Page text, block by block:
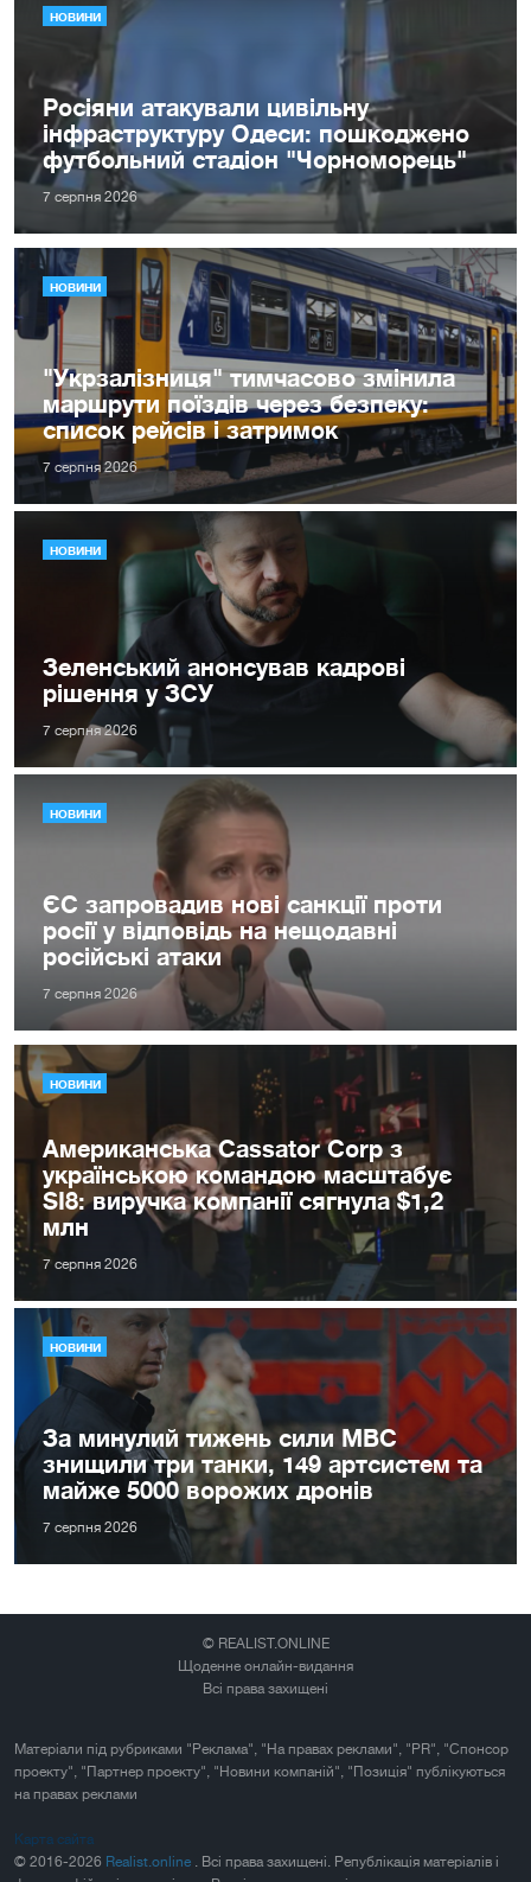
НОВИНИ
Росіяни атакували цивільну
інфраструктуру Одеси: пошкоджено
футбольний стадіон "Чорноморець"
7 серпня 2026
НОВИНИ
"Укрзалізниця" тимчасово змінила
маршрути поїздів через безпеку:
список рейсів і затримок
7 серпня 2026
НОВИНИ
Зеленський анонсував кадрові
рішення у ЗСУ
7 серпня 2026
НОВИНИ
ЄС запровадив нові санкції проти
росії у відповідь на нещодавні
російські атаки
7 серпня 2026
НОВИНИ
Американська Cassator Corp з
українською командою масштабує
SI8: виручка компанії сягнула $1,2
млн
7 серпня 2026
НОВИНИ
За минулий тижень сили МВС
знищили три танки, 149 артсистем та
майже 5000 ворожих дронів
7 серпня 2026
© REALIST.ONLINE
Щоденне онлайн-видання
Всі права захищені
Матеріали під рубриками "Реклама", "На правах реклами", "PR", "Спонсор
проекту", "Партнер проекту", "Новини компаній", "Позиція" публікуються
на правах реклами
Карта сайта
© 2016-2026 Realist.online . Всі права захищені. Републікація матеріалів і